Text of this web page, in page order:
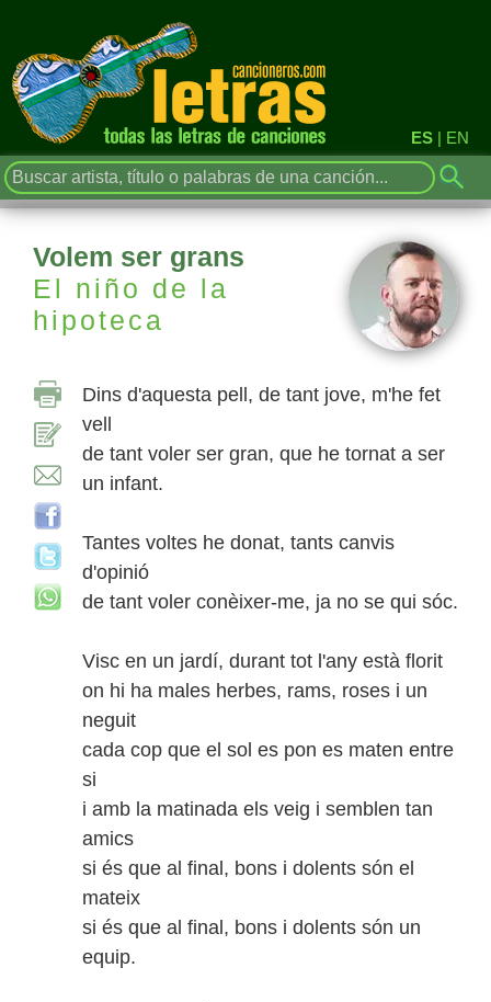
ES | EN
Volem ser grans
El niño de la
hipoteca
Dins d'aquesta pell, de tant jove, m'he fet
vell
de tant voler ser gran, que he tornat a ser
un infant.
Tantes voltes he donat, tants canvis
d'opinió
de tant voler conèixer-me, ja no se qui sóc.
Visc en un jardí, durant tot l'any està florit
on hi ha males herbes, rams, roses i un
neguit
cada cop que el sol es pon es maten entre
si
i amb la matinada els veig i semblen tan
amics
si és que al final, bons i dolents són el
mateix
si és que al final, bons i dolents són un
equip.